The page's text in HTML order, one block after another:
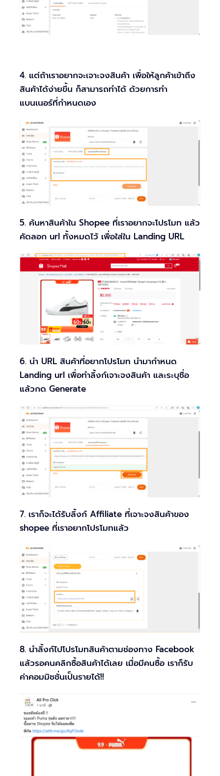
4. แต่ถ้าเราอยากจะเจาะจงสินค้า เพื่อให้ลูกค้าเข้าถึง
สินค้าได้ง่ายขึ้น ก็สามารถทำได้ ด้วยการทำ
แบนเนอร์ที่กำหนดเอง
5. ค้นหาสินค้าใน Shopee ที่เราอยากจะโปรโมท แล้ว
คัดลอก url ทั้งหมดไว้ เพื่อใส่ใน Landing URL
6. นำ URL สินค้าที่อยากโปรโมท นำมากำหนด
Landing url เพื่อทำลิ้งก์เจาะจงสินค้า และระบุชื่อ
แล้วกด Generate
7. เราก็จะได้รับลิ้งก์ Affiliate ที่เจาะจงสินค้าของ
shopee ที่เราอยากโปรโมทแล้ว
8. นำลิ้งก์ไปโปรโมทสินค้าตามช่องทาง Facebook
แล้วรอคนคลิกซื้อสินค้าได้เลย เมื่อมีคนซื้อ เราก็รับ
ค่าคอมมิชชั่นเป็นรายได้!!